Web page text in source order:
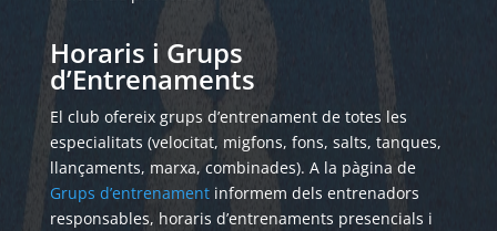
Horaris i Grups
d’Entrenaments
El club ofereix grups d’entrenament de totes les
especialitats (velocitat, migfons, fons, salts, tanques,
llançaments, marxa, combinades). A la pàgina de
Grups d’entrenamentinformem dels entrenadors
responsables, horaris d’entrenaments presencials i